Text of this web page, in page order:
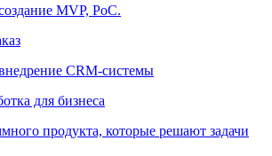
MVP, PoC.
CRM-системы
для бизнеса
продукта, которые решают задачи